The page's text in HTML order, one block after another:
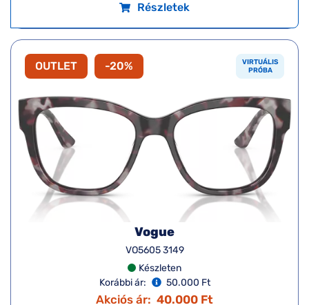
Részletek
OUTLET -20%
VIRTUÁLIS
PRÓBA
Vogue
VO5605 3149
Készleten
Korábbi ár:
50.000 Ft
Akciós ár: 40.000 Ft